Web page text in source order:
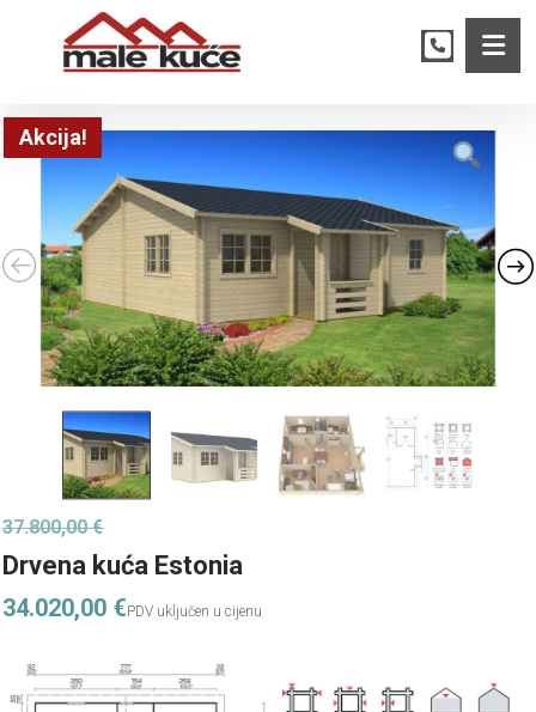
Akcija!
Drvena kuća Estonia
37.800,00€
34.020,00 €